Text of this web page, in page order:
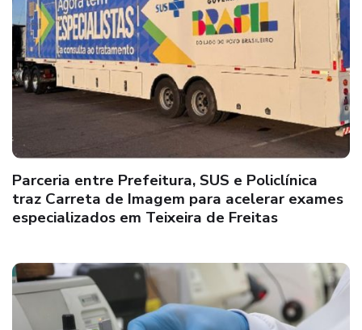
Parceria entre Prefeitura, SUS e Policlínica
traz Carreta de Imagem para acelerar exames
especializados em Teixeira de Freitas